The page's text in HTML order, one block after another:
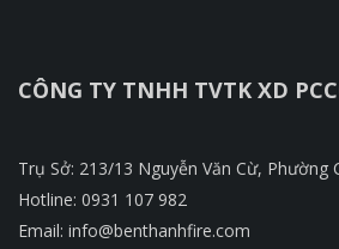
CÔNG TY TNHH TVTK XD
Trụ Sở: 213/13 Nguyễn Văn Cừ, Phường
Hotline: 0931 107 982
Email: info@benthanhfire.com